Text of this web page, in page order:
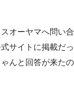
オーヤマへ問い合
サイトに掲載だっ
んと回答が来たの